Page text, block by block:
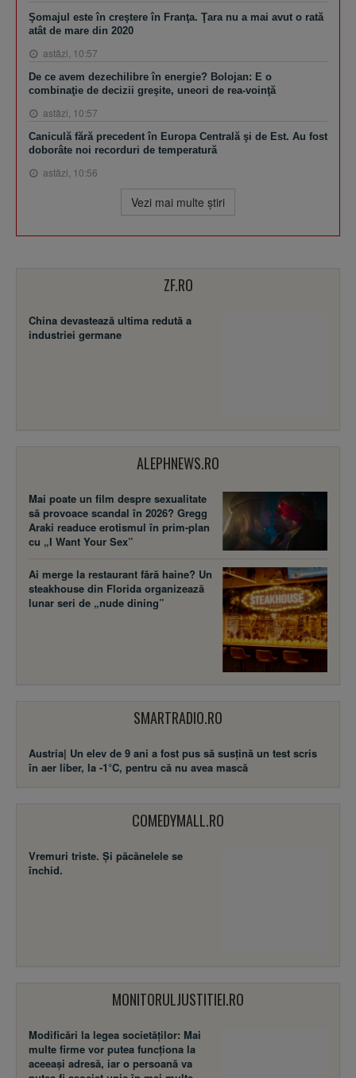
Şomajul este în creştere în Franţa. Ţara nu a mai avut o rată
atât de mare din 2020
astăzi, 10:57
De ce avem dezechilibre în energie? Bolojan: E o
combinaţie de decizii greşite, uneori de rea-voinţă
astăzi, 10:57
Caniculă fără precedent în Europa Centrală şi de Est. Au fost
doborâte noi recorduri de temperatură
astăzi, 10:56
Vezi mai multe ştiri
ZF.RO
China devastează ultima redută a
industriei germane
ALEPHNEWS.RO
Mai poate un film despre sexualitate
să provoace scandal în 2026? Gregg
Araki readuce erotismul în prim-plan
cu „I Want Your Sex”
Ai merge la restaurant fără haine? Un
steakhouse din Florida organizează
lunar seri de „nude dining”
SMARTRADIO.RO
Austria| Un elev de 9 ani a fost pus să susţină un test scris
în aer liber, la -1°C, pentru că nu avea mască
COMEDYMALL.RO
Vremuri triste. Şi păcănelele se
închid.
MONITORULJUSTITIEI.RO
Modificări la legea societăţilor: Mai
multe firme vor putea funcţiona la
aceeaşi adresă, iar o persoană va